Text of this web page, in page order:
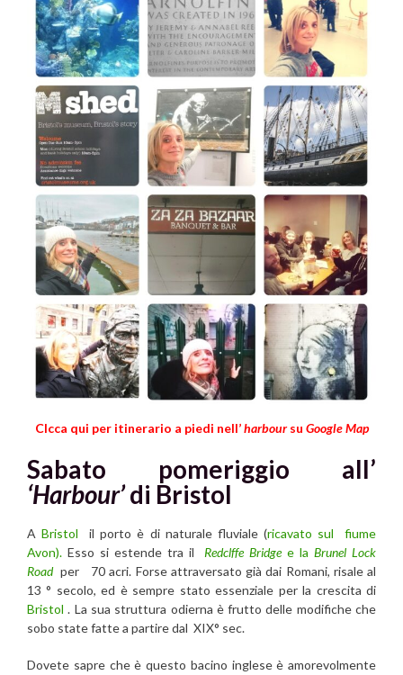
Clcca qui per itinerario a piedi nell’harboursu Google Map
Sabato pomeriggio all’
‘Harbour’di Bristol
ABristol il porto è di naturale fluviale (ricavato sul fiume
Avon). Esso si estende tra il Redclffe Bridgee laBrunel Lock
Road per 70 acri. Forse attraversato già dai Romani, risale al
13 ° secolo, ed è sempre stato essenziale per la crescita di
Bristol . La sua struttura odierna è frutto delle modifiche che
sobo state fatte a partire dal XIX° sec.
Dovete sapre che è questo bacino inglese è amorevolmente